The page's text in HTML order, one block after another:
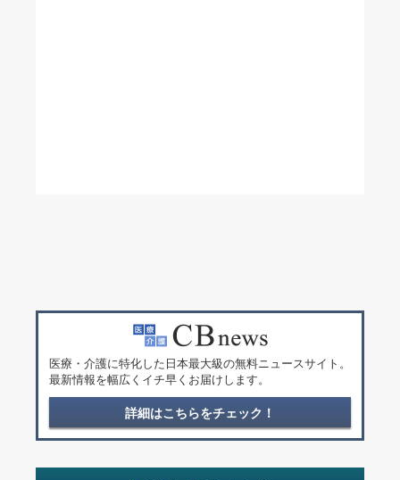
医療・介護に特化した日本最大級の無料ニュースサイト。
最新情報を幅広くイチ早くお届けします。
詳細はこちらをチェック！